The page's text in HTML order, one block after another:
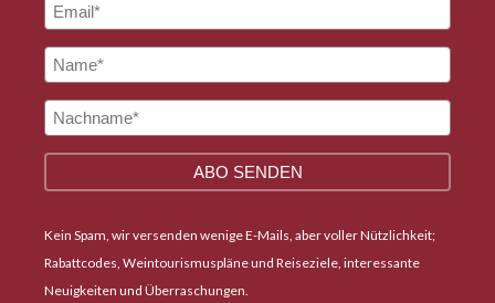
Kein Spam, wir versenden wenige E-Mails, aber voller Nützlichkeit;
Rabattcodes, Weintourismuspläne und Reiseziele, interessante
Neuigkeiten und Überraschungen.